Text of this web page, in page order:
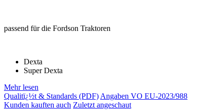
passend für die Fordson Traktoren
Dexta
Super Dexta
Mehr lesen
Qualitï¿½t & Standards (PDF)Angaben VO EU-2023/988
Kunden kauften auch Zuletzt angeschaut